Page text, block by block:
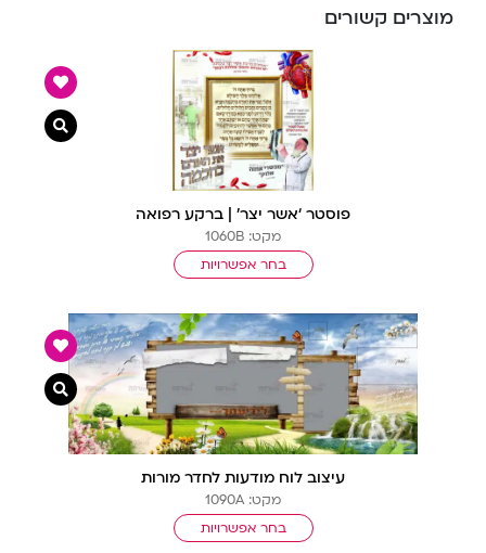
מוצרים קשורים
פוסטר ‘אשר יצר’ | ברקע רפואה
מקט: 1060B
בחר אפשרויות
צפייה
עיצוב לוח מודעות לחדר מורות
מקט: 1090A
בחר אפשרויות
צפייה